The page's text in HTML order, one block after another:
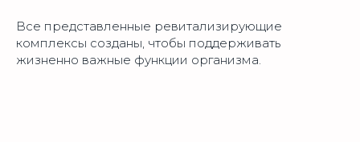
Все представленные ревитализирующие
комплексы созданы, чтобы поддерживать
жизненно важные функции организма.